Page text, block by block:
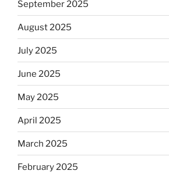
September 2025
August 2025
July 2025
June 2025
May 2025
April 2025
March 2025
February 2025